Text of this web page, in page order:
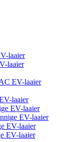
laaier
laaier
EV-laaier
laaier
EV-laaier
EV-laaier
EV-laaier
EV-laaier